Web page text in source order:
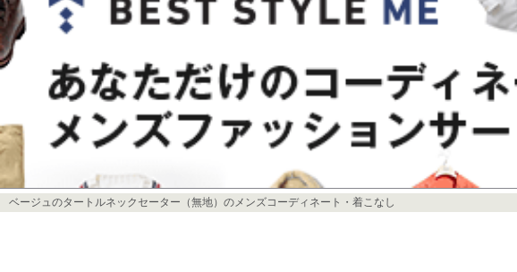
ベージュのタートルネックセーター（無地）のメンズコーディネート・着こなし